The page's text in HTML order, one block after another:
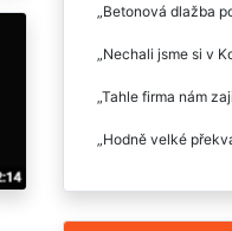
Betonová dlažba
Nechali jsme si v
Tahle firma nám
Hodně velké